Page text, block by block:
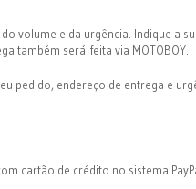
do volume e da urgência. Indique a
também será feita via MOTOBOY.
pedido, endereço de entrega e
cartão de crédito no sistema